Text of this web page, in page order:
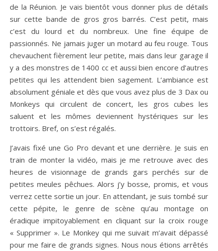
de la Réunion. Je vais bientôt vous donner plus de détails
sur cette bande de gros gros barrés. C’est petit, mais
c’est du lourd et du nombreux. Une fine équipe de
passionnés. Ne jamais juger un motard au feu rouge. Tous
chevauchent fièrement leur petite, mais dans leur garage il
y a des monstres de 1400 cc et aussi bien encore d’autres
petites qui les attendent bien sagement. L’ambiance est
absolument géniale et dès que vous avez plus de 3 Dax ou
Monkeys qui circulent de concert, les gros cubes les
saluent et les mômes deviennent hystériques sur les
trottoirs. Bref, on s’est régalés.
J’avais fixé une Go Pro devant et une derrière. Je suis en
train de monter la vidéo, mais je me retrouve avec des
heures de visionnage de grands gars perchés sur de
petites meules pêchues. Alors j’y bosse, promis, et vous
verrez cette sortie un jour. En attendant, je suis tombé sur
cette pépite, le genre de scène qu’au montage on
éradique impitoyablement en cliquant sur la croix rouge
« Supprimer ». Le Monkey qui me suivait m’avait dépassé
pour me faire de grands signes. Nous nous étions arrêtés